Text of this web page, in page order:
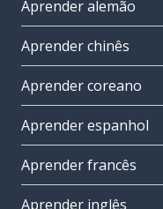
Aprender alemão
Aprender chinês
Aprender coreano
Aprender espanhol
Aprender francês
Aprender inglês